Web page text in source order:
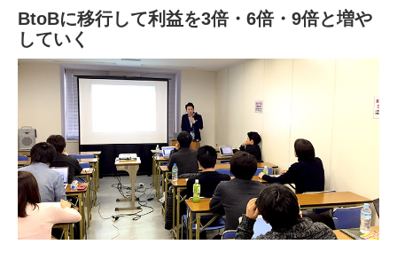
BtoBに移行して利益を3倍・6倍・9倍と増や
していく